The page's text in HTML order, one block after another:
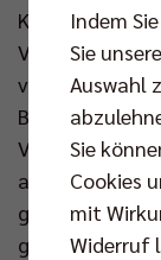
Knapp war’s
Volleys an
Banks noch
Volleys als
aufschlagen:
gespielt und es
gemacht. Sie
Indem
Sie
Auswahl
Sie
Cookies
mit
Widerruf